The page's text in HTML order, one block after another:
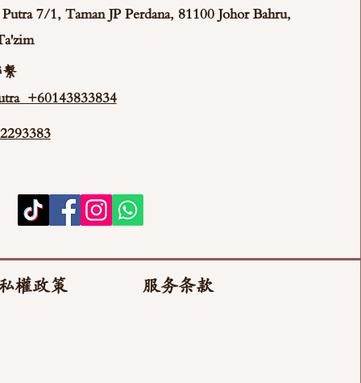
Putra 7/1, Taman JP Perdana, 81100 Johor Bahru,
繫
+60143833834
權政策 服务条款